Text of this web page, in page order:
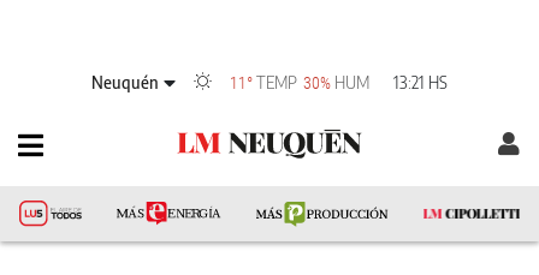
Neuquén 11°TEMP 30% HUM 13:21 HS